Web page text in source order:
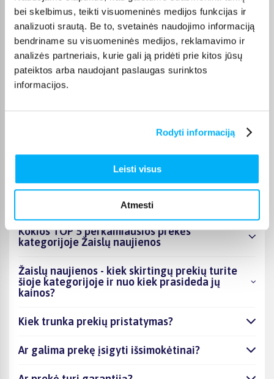
bei skelbimus, teikti visuomeninės medijos funkcijas ir
analizuoti srautą. Be to, svetainės naudojimo informaciją
bendriname su visuomeninės medijos, reklamavimo ir
analizės partneriais, kurie gali ją pridėti prie kitos jūsų
pateiktos arba naudojant paslaugas surinktos
informacijos.
Rodyti informaciją
Leisti visus
Atmesti
nemokamu 24 mėnesių lizingu. Tai patogu, kai prekę norite
pirkti išsimokėtinai, paskirstant mokėjimą dalimis. Užsakytos
prekės pristatomos visoje Lietuvoje: į paštomatus nuo 2,29 €, o
užsakymams nuo 499 € pristatymas į paštomatą nemokamas.
Kurjerio pristatymo kaina prasideda nuo 2,99 €.
Sandėlyje esančios prekės įprastai pristatomos per 1–2 darbo
nurodomas jos puslapyje. Pasirinktą prekę iš Žaislų naujienos
atitinkamai pažymėta, atsiimti BIGBOX.LT biure Kaune.
Kokios TOP 5 perkamiausios prekės
kategorijoje Žaislų naujienos
Žaislų naujienos - kiek skirtingų prekių turite
šioje kategorijoje ir nuo kiek prasideda jų
kainos?
Kiek trunka prekių pristatymas?
Ar galima prekę įsigyti išsimokėtinai?